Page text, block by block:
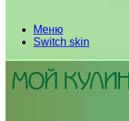
Меню
Switch skin